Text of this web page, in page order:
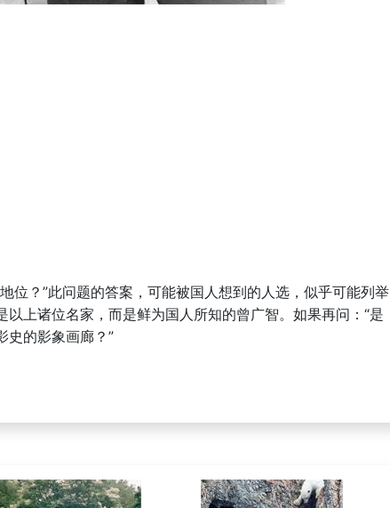
位？”此问题的答案，可能被国人想到的人选，似乎可能列举
上诸位名家，而是鲜为国人所知的曾广智。如果再问：“是
史的影象画廊？”